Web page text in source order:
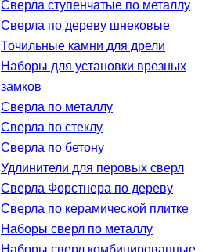
Сверла ступенчатые по металлу
Сверла по дереву шнековые
Точильные камни для дрели
Наборы для установки врезных
замков
Сверла по металлу
Сверла по стеклу
Сверла по бетону
Удлинители для перовых сверл
Сверла Форстнера по дереву
Сверла по керамической плитке
Наборы сверл по металлу